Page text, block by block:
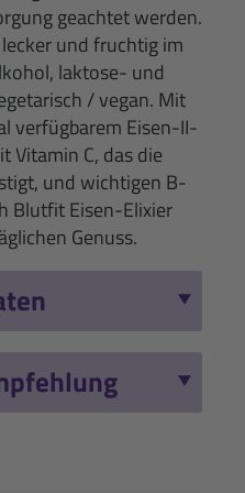
geachtet werden.
und fruchtig im
laktose- und
/ vegan. Mit
verfügbarem Eisen-II-
Vitamin C, das die
und wichtigen B-
Blutfit Eisen-Elixier
Genuss.